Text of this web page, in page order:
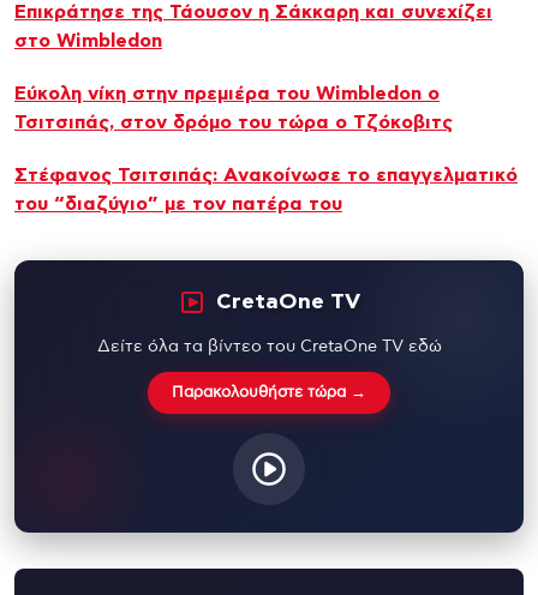
Επικράτησε της Τάουσον η Σάκκαρη και συνεχίζει
στο Wimbledon
Εύκολη νίκη στην πρεμιέρα του Wimbledon ο
Τσιτσιπάς, στον δρόμο του τώρα ο Τζόκοβιτς
Στέφανος Τσιτσιπάς: Aνακοίνωσε το επαγγελματικό
του “διαζύγιο” με τον πατέρα του
CretaOne TV
Δείτε όλα τα βίντεο του CretaOne TV εδώ
Παρακολουθήστε τώρα →